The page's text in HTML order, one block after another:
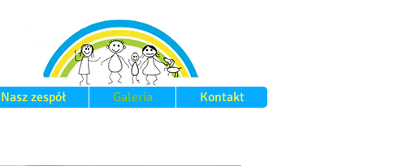
Nasz zespół Galeria Kontakt